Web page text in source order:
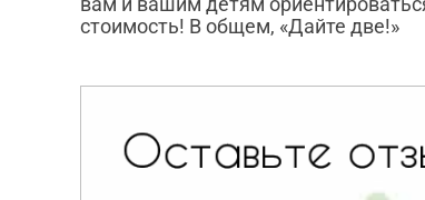
стоимость! В общем, «Дайте две!»